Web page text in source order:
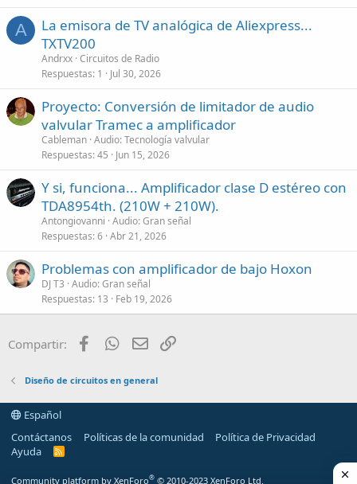
A
La emisora de TV analógica de Aliexpress...
TXTV200
Andrxx Circuitos de Radio
Respuestas 1 Jul 30, 2026
Proyecto: Conversión de limitador de audio
valvular Tramec a amplificador
Cableman Audio: Tecnología valvular
Respuestas 45 Jun 15, 2026
Y si, funciona... Amplificador clase D estéreo con
TDA8954th. (210W + 210W).
Antongiovanni Audio: Gran señal
Respuestas 6 Abr 21, 2026
Problemas con amplificador de bajo Hoxon
DJ T3 Audio: Gran señal
Respuestas 13 Feb 19, 2026
Compartir: FacebookWhatsApp
Email
Diseño de circuitos en general
Español
Contáctanos
Políticas de la comunidad
Política de Privacidad
Ayuda
R
Community platform by XenForo® © 2010-2023 XenForo Ltd.